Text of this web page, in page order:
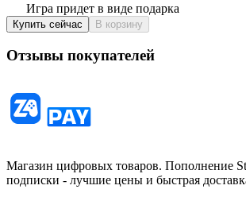
Игра придет в виде подарка
Купить сейчас В корзину
Отзывы покупателей
Магазин цифровых товаров. Пополнение
подписки - лучшие цены и быстрая